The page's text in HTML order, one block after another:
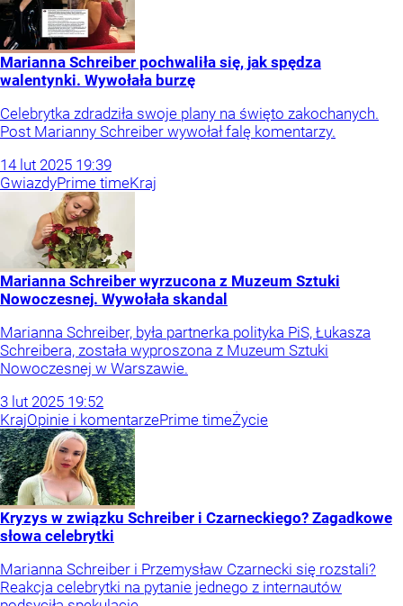
Marianna Schreiber pochwaliła się, jak spędza
walentynki. Wywołała burzę
Celebrytka zdradziła swoje plany na święto zakochanych.
Post Marianny Schreiber wywołał falę komentarzy.
14 lut 2025 19:39
GwiazdyPrime timeKraj
Marianna Schreiber wyrzucona z Muzeum Sztuki
Nowoczesnej. Wywołała skandal
Marianna Schreiber, była partnerka polityka PiS, Łukasza
Schreibera, została wyproszona z Muzeum Sztuki
Nowoczesnej w Warszawie.
3 lut 2025 19:52
KrajOpinie i komentarzePrime timeŻycie
Kryzys w związku Schreiber i Czarneckiego? Zagadkowe
słowa celebrytki
Marianna Schreiber i Przemysław Czarnecki się rozstali?
Reakcja celebrytki na pytanie jednego z internautów